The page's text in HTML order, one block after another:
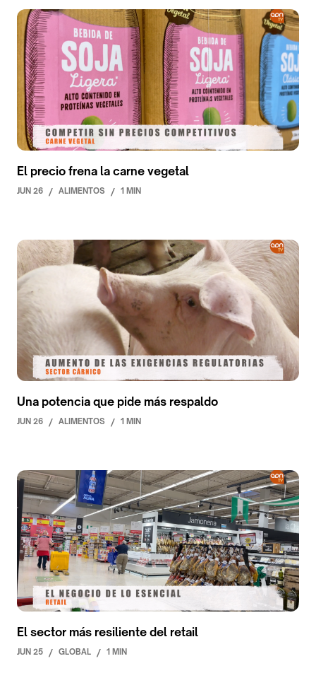
El precio frena la carne vegetal
JUN 26 / ALIMENTOS / 1 MIN
Una potencia que pide más respaldo
JUN 26 / ALIMENTOS / 1 MIN
El sector más resiliente del retail
JUN 25 / GLOBAL / 1 MIN